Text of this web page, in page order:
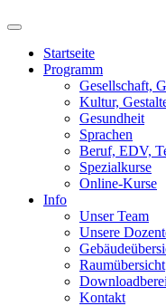
Startseite
Programm
Gesellschaft,
Kultur,
Gesundheit
Sprachen
Beruf, EDV,
Spezialkurse
Online-Kurse
Info
Unser Team
Unsere
Raumübersicht
Kontakt